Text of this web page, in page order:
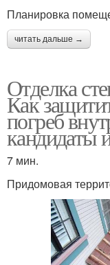
Планировка
читать дальше →
Отделка
Как
погреб
кандидаты
7 мин.
Придомовая